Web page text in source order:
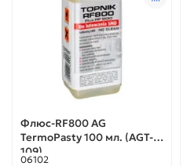
Флюс-RF800 AG
TermoPasty 100 мл. (AGT-
109)
06102